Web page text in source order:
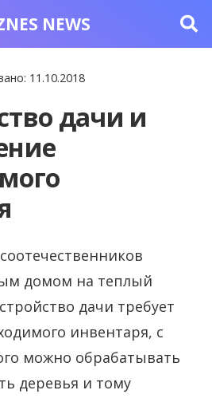
NEWS
11.10.2018
дачи и
домом на теплый
дачи требует
инвентаря, с
можно обрабатывать
деревья и тому